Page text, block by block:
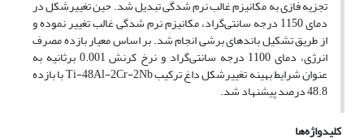
تجزیه فازی به مکانیزم غالب نرم شدگی تبدیل شد. حین تغییرشکل در
دمای 1150 درجه سانتی‌گراد، مکانیزم نرم شدگی غالب تغییر نموده و
از طریق تشکیل باندهای برشی انجام شد. بر اساس معیار بازده مصرف
انرژی، دمای 1100 درجه سانتی‌گراد و نرخ کرنش 0.001 برثانیه به
عنوان شرایط بهینه تغییرشکل داغ ترکیب Ti-48Al-2Cr-2Nb با بازده
48.8 درصد پیشنهاد شد.
کلیدواژه‌ها